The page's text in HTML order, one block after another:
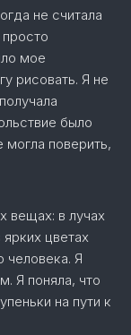
не считала
мое
рисовать. Я не
было
поверить,
вещах: в лучах
цветах
человека. Я
Я поняла, что
на пути к